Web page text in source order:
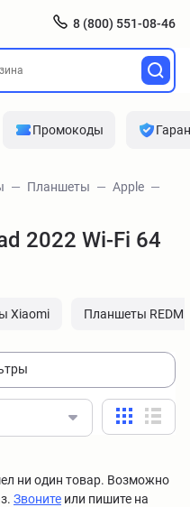
8 (800) 551-08-46
Промокоды
Планшеты
Apple
2022 Wi-Fi 64
Xiaomi Планшеты REDMI
ни один товар. Возможно
Звоните или пишите на